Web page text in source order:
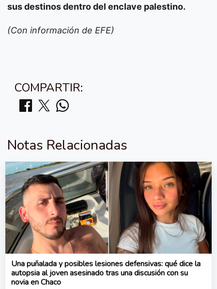
sus destinos dentro del enclave palestino.
(Con información de EFE)
COMPARTIR:
Notas Relacionadas
Una puñalada y posibles lesiones defensivas: qué dice la
autopsia al joven asesinado tras una discusión con su
novia en Chaco